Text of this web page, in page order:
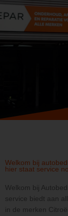
Welkom bij
hier staat service
Welkom bij
service biedt aan
in de merken